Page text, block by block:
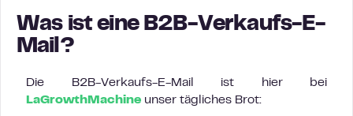
Was ist eine B2B-Verkaufs-E-
Mail?
Die B2B-Verkaufs-E-Mail ist hier bei
LaGrowthMachine unser tägliches Brot: